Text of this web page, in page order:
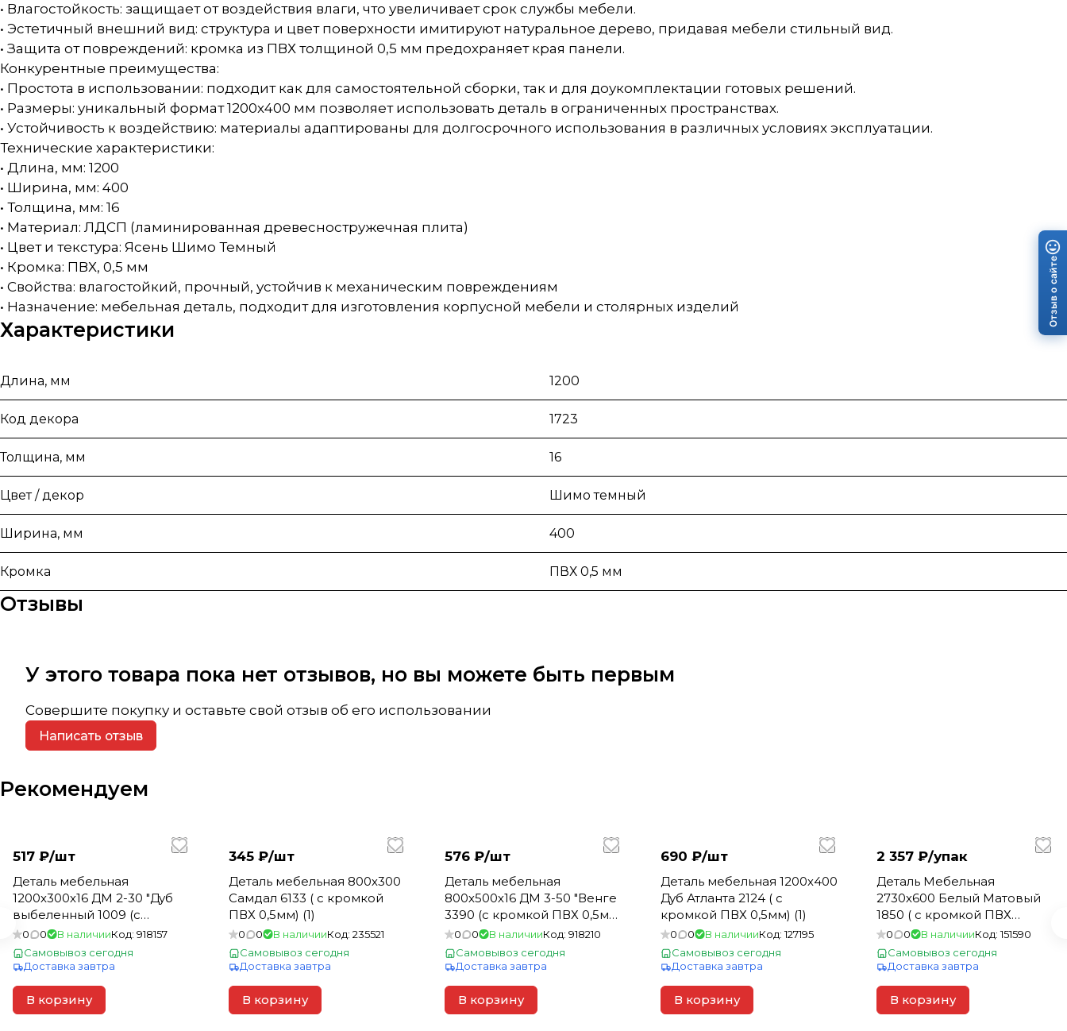
• Влагостойкость: защищает от воздействия влаги, что увеличивает срок службы мебели.
• Эстетичный внешний вид: структура и цвет поверхности имитируют натуральное дерево, придавая мебели стильный вид.
• Защита от повреждений: кромка из ПВХ толщиной 0,5 мм предохраняет края панели.
Конкурентные преимущества:
• Простота в использовании: подходит как для самостоятельной сборки, так и для доукомплектации готовых решений.
• Размеры: уникальный формат 1200х400 мм позволяет использовать деталь в ограниченных пространствах.
• Устойчивость к воздействию: материалы адаптированы для долгосрочного использования в различных условиях эксплуатации.
Технические характеристики:
• Длина, мм: 1200
• Ширина, мм: 400
• Толщина, мм: 16
• Материал: ЛДСП (ламинированная древесностружечная плита)
• Цвет и текстура: Ясень Шимо Темный
• Кромка: ПВХ, 0,5 мм
• Свойства: влагостойкий, прочный, устойчив к механическим повреждениям
• Назначение: мебельная деталь, подходит для изготовления корпусной мебели и столярных изделий
Характеристики
Длина, мм 1200
Код декора 1723
Толщина, мм 16
Цвет / декор Шимо темный
Ширина, мм 400
Кромка ПВХ 0,5 мм
Отзывы
У этого товара пока нет отзывов, но вы можете быть первым
Совершите покупку и оставьте свой отзыв об его использовании
Написать отзыв
Рекомендуем
517 ₽/шт
Деталь мебельная
1200х300х16 ДМ 2-30 "Дуб
выбеленный 1009 (с
кромкой ПВХ 0,5мм) (1)
0 0 В наличииКод: 918157
Самовывоз сегодня
Доставка завтра
В корзину
345 ₽/шт
Деталь мебельная 800х300
Самдал 6133 ( с кромкой
ПВХ 0,5мм) (1)
0 0 В наличииКод: 235521
Самовывоз сегодня
Доставка завтра
В корзину
576 ₽/шт
Деталь мебельная
800х500х16 ДМ 3-50 "Венге
3390 (с кромкой ПВХ 0,5мм)
(1)0 0 В наличииКод: 918210
Самовывоз сегодня
Доставка завтра
В корзину
690 ₽/шт
Деталь мебельная 1200х400
Дуб Атланта 2124 ( с
кромкой ПВХ 0,5мм) (1)
0 0 В наличииКод:127195
Самовывоз сегодня
Доставка завтра
В корзину
2 357 ₽/упак
Деталь Мебельная
2730х600 Белый Матовый
1850 ( с кромкой ПВХ
0,5мм) (1)
0 0 В наличииКод:151590
Самовывоз сегодня
Доставка завтра
В корзину
Отзыв о сайте